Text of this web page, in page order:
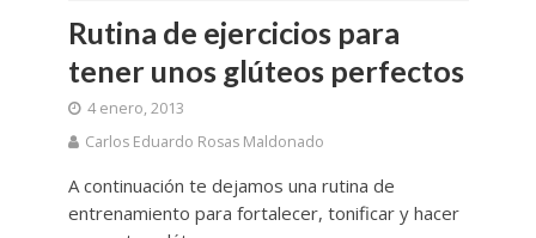
Rutina de ejercicios para
tener unos glúteos perfectos
4 enero, 2013
Carlos Eduardo Rosas Maldonado
A continuación te dejamos una rutina de
entrenamiento para fortalecer, tonificar y hacer